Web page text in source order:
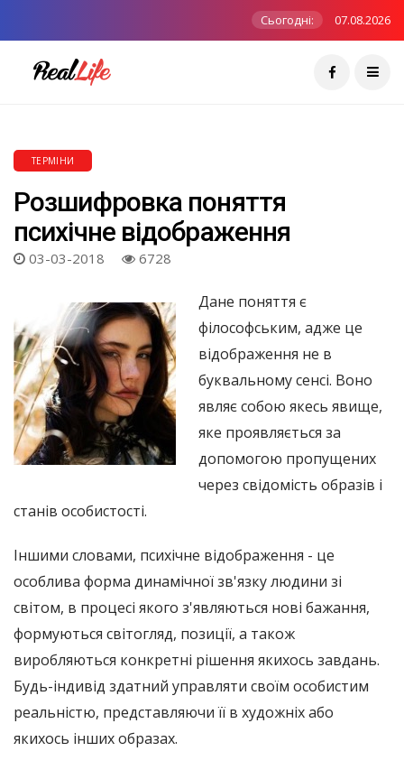
Сьогодні: 07.08.2026
ТЕРМІНИ
Розшифровка поняття
психічне відображення
03-03-2018 6728
Дане поняття є
філософським, адже це
відображення не в
буквальному сенсі. Воно
являє собою якесь явище,
яке проявляється за
допомогою пропущених
через свідомість образів і
станів особистості.
Іншими словами, психічне відображення - це
особлива форма динамічної зв'язку людини зі
світом, в процесі якого з'являються нові бажання,
формуються світогляд, позиції, а також
виробляються конкретні рішення якихось завдань.
Будь-індивід здатний управляти своїм особистим
реальністю, представляючи її в художніх або
якихось інших образах.